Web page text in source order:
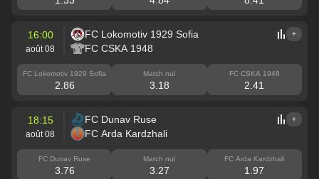
16:00
août 08
FC Lokomotiv 1929 Sofia
FC CSKA 1948
+
FC Lokomotiv 1929 Sofia
2.86
Match nul
3.18
FC CSKA 1948
2.41
18:15
août 08
FC Dunav Ruse
FC Arda Kardzhali
+
FC Dunav Ruse
3.76
Match nul
3.27
FC Arda Kardzhali
1.97